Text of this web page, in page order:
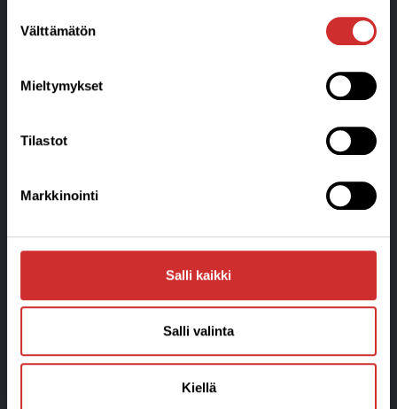
valinta
Välttämätön
Mieltymykset
Tilastot
Markkinointi
Salli kaikki
Salli valinta
Kiellä
Liikunta- ja Hyvinvointikeskus
Puhelin 050 356 3045
Y-tunnus: 1906043-3
Laskutustiedot »